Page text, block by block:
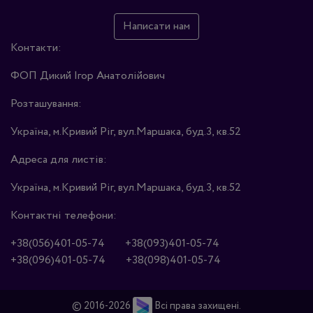
Написати нам
Контакти:
ФОП Дикий Ігор Анатолійович
Розташування:
Україна, м.Кривий Ріг, вул.Маршака, буд.3, кв.52
Адреса для листів:
Україна, м.Кривий Ріг, вул.Маршака, буд.3, кв.52
Контактні телефони:
+38(056)401-05-74
+38(093)401-05-74
+38(096)401-05-74
+38(098)401-05-74
© 2016-2026 Всі права захищені.